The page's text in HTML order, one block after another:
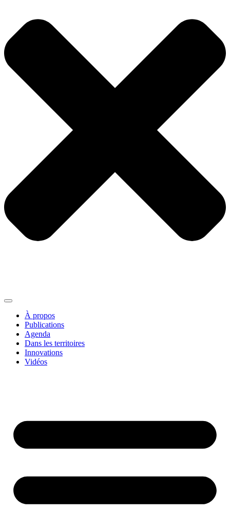
À propos
Publications
Agenda
Dans les territoires
Innovations
Vidéos